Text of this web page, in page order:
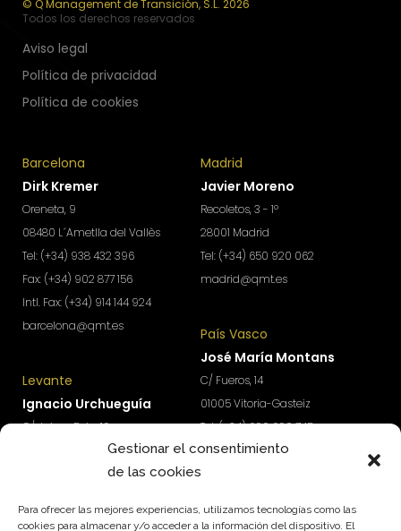
Gestionar el consentimiento
de las cookies
Para ofrecer las mejores experiencias, utilizamos tecnologías como las
cookies para almacenar y/o acceder a la información del dispositivo. El
© Q Management de Transición, S.L. 2026
Todos los derechos reservados
Aviso legal
Política de privacidad
Política de cookies
Barcelona
Dirk Kremer
Oreneta, 9
08480 L´Ametlla del Vallès
Tel: (+34) 938 432 396
Fax: (+34) 902 877 156
Intl. Fax: (+34) 914 144 924
barcelona@qmt.es
Levante
Ignacio Urchueguía
C/ Jaime Roig, 19
Tel: (+34) 674 570 918
Madrid
Javier Moreno
Recoletos, 3 - 1º
28001 Madrid
Tel: (+34) 650 920 062
madrid@qmt.es
País Vasco
José María Montans
C/ Fueros, 14
01005 Vitoria-Gasteiz
Tel: (+34) 690 690 745
paisvasco@qmt.es